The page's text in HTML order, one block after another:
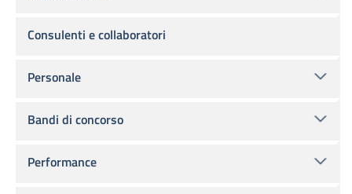
Consulenti e collaboratori
Personale
Bandi di concorso
Performance